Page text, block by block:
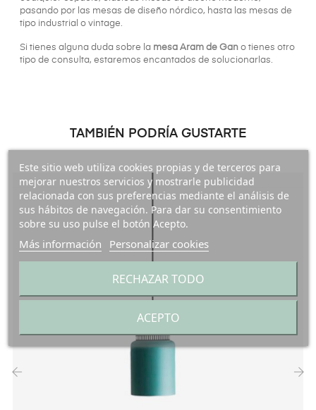
pasando por las mesas de diseño nórdico, hasta las mesas de
tipo industrial o vintage.
Si tienes alguna duda sobre la mesa Aram de Gan o tienes otro
tipo de consulta, estaremos encantados de solucionarlas.
TAMBIÉN PODRÍA GUSTARTE
Este sitio web utiliza cookies propias y de terceros para
mejorar nuestros servicios y mostrarle publicidad
relacionada con sus preferencias mediante el análisis de
sus hábitos de navegación. Para dar su consentimiento
sobre su uso pulse el botón Acepto.
Más información Personalizar cookies
RECHAZAR TODO
ACEPTO